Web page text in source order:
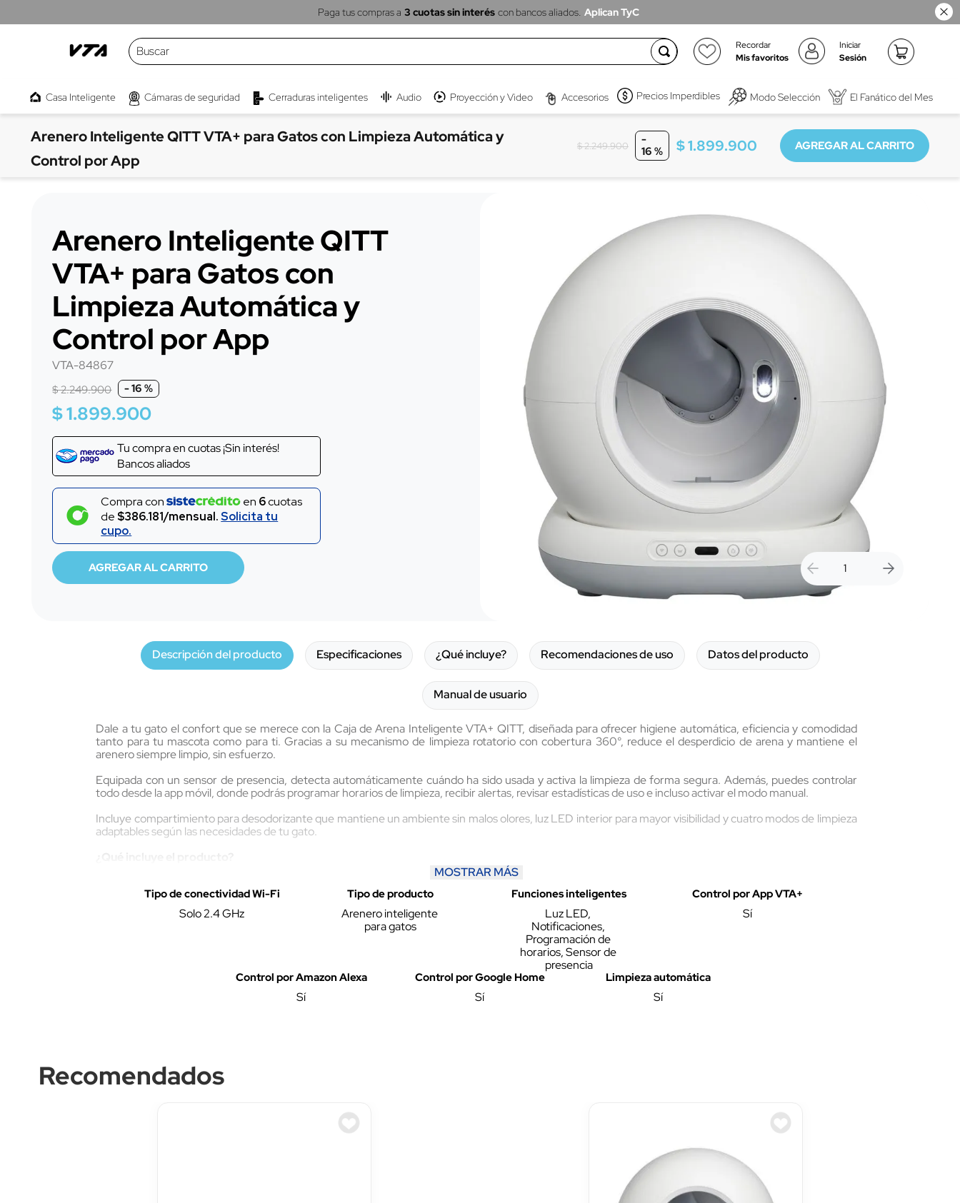
Paga tus compras a 3 cuotas sin interés con bancos aliados. Aplican TyC
Buscar
Recordar
Mis favoritos
Iniciar
Sesión
Casa Inteligente Cámaras de seguridad Cerraduras inteligentes Audio Proyección y Video Accesorios Precios Imperdibles Modo Selección El Fanático del Mes
Arenero Inteligente QITT VTA+ para Gatos con Limpieza Automática y
Control por App
$2.249.900
-
16 %
$1.899.900
Arenero Inteligente QITT
VTA+ para Gatos con
Limpieza Automática y
Control por App
VTA-84867
$2.249.900 -16 %
$1.899.900
Tu compra encuotas ¡Sin interés!
Bancos aliados
Compra con en 6cuotas
de $386.181/mensual.Solicita tu
cupo.
Descripción del producto Especificaciones ¿Qué incluye? Recomendaciones de uso Datos del producto
Manual de usuario
Dale a tu gato el confort que se merece con la Caja de Arena Inteligente VTA+ QITT, diseñada para ofrecer higiene automática, eficiencia y comodidad
tanto para tu mascota como para ti. Gracias a su mecanismo de limpieza rotatorio con cobertura 360°, reduce el desperdicio de arena y mantiene el
arenero siempre limpio, sin esfuerzo.
Equipada con un sensor de presencia, detecta automáticamente cuándo ha sido usada y activa la limpieza de forma segura. Además, puedes controlar
todo desde la app móvil, donde podrás programar horarios de limpieza, recibir alertas, revisar estadísticas de uso e incluso activar el modo manual.
Incluye compartimiento para desodorizante que mantiene un ambiente sin malos olores, luz LED interior para mayor visibilidad y cuatro modos de limpieza
adaptables según las necesidades de tu gato.
manual de usuario.
MOSTRAR MÁS
Tipo de conectividad Wi-Fi
Solo 2.4 GHz
Tipo de producto
Arenero inteligente
para gatos
Funciones inteligentes
Luz LED,
Notificaciones,
Programación de
horarios, Sensor de
presencia
Control por App VTA+
Sí
Control por Amazon Alexa
Sí
Control por Google Home
Sí
Limpieza automática
Sí
Recomendados
cámaras
2. parlante
6. proyector
micrófono
bombillo
9. barra sonido
audifonos